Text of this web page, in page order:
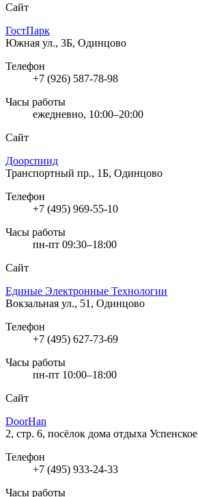
Сайт
ГостПарк
Южная ул., 3Б, Одинцово
Телефон
+7 (926) 587-78-98
Часы работы
ежедневно, 10:00–20:00
Сайт
Доорспиид
Транспортный пр., 1Б, Одинцово
Телефон
+7 (495) 969-55-10
Часы работы
пн-пт 09:30–18:00
Сайт
Единые Электронные Технологии
Вокзальная ул., 51, Одинцово
Телефон
+7 (495) 627-73-69
Часы работы
пн-пт 10:00–18:00
Сайт
DoorHan
2, стр. 6, посёлок дома отдыха Успенское
Телефон
+7 (495) 933-24-33
Часы работы